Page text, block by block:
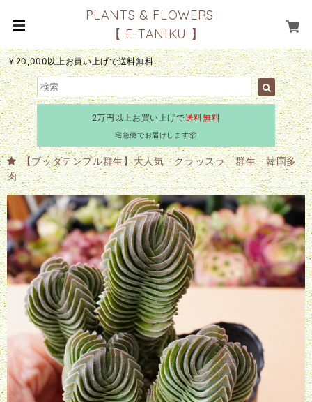
PLANTS & FLOWERS
【 E-TANIKU 】
￥20,000以上お買い上げで送料無料
2万円以上お買い上げで送料無料
宅急便でお届けします📦
【ブッダテンプル群生】大人気 クラッスラ 群生 韓国多
肉